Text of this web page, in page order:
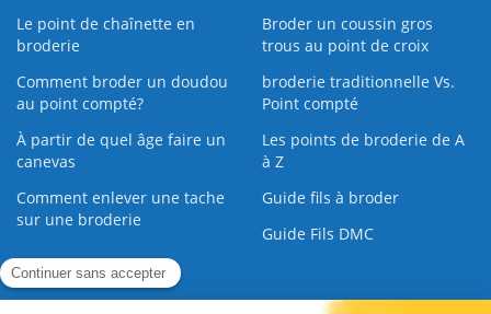
Le point de chaînette en
broderie
Broder un coussin gros
trous au point de croix
Comment broder un doudou
au point compté?
broderie traditionnelle Vs.
Point compté
À partir de quel âge faire un
canevas
Les points de broderie de A
à Z
Comment enlever une tache
sur une broderie
Guide fils à broder
Guide Fils DMC
Guide de la Broderie